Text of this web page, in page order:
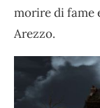
morire di fame
Arezzo.